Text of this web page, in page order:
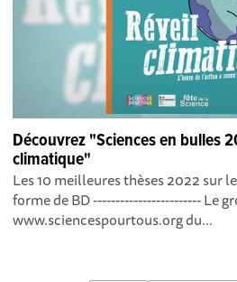
Découvrez "Sciences en bulles
climatique"
Les 10 meilleures thèses 2022 sur
forme de BD ------------------------ Le
www.sciencespourtous.org du...